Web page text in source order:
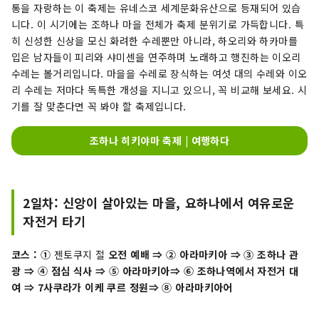
통을 자랑하는 이 축제는 유네스코 세계문화유산으로 등재되어 있습
니다. 이 시기에는 조하나 마을 전체가 축제 분위기로 가득합니다. 특
히 신성한 신상을 모신 화려한 수레뿐만 아니라, 하오리와 하카마를
입은 남자들이 피리와 샤미센을 연주하며 노래하고 행진하는 이오리
수레는 볼거리입니다. 마을을 수레로 장식하는 여섯 대의 수레와 이오
리 수레는 저마다 독특한 개성을 지니고 있으니, 꼭 비교해 보세요. 시
기를 잘 맞춘다면 꼭 봐야 할 축제입니다.
조하나 히키야마 축제 | 여행하다
2일차: 신앙이 살아있는 마을, 요하나에서 여유로운
자전거 타기
코스 : ① 젠토쿠지 절 오전 예배 ⇒ ② 아라마키아 ⇒ ③ 조하나 관
광 ⇒ ④ 점심 식사 ⇒ ⑤ 아라마키아⇒ ⑥ 조하나역에서 자전거 대
여 ⇒ 7사쿠라가 이케 쿠르 정원⇒ ⑧ 아라마키아어